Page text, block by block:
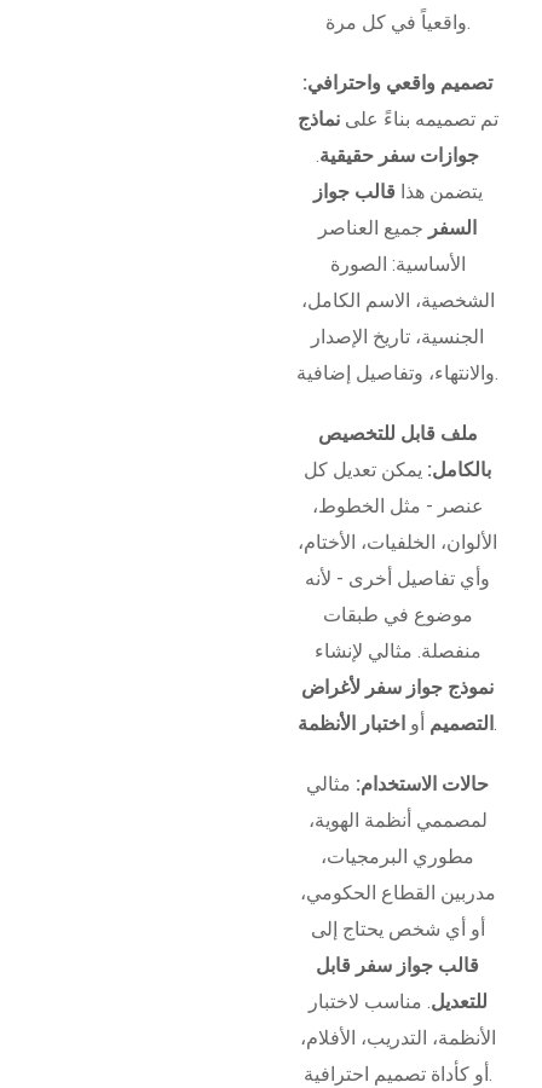
واقعياً في كل مرة.
تصميم واقعي واحترافي:
تم تصميمه بناءً علىنماذج
جوازات سفر حقيقية.
يتضمن هذا قالب جواز
السفر جميع العناصر
الأساسية: الصورة
الشخصية، الاسم الكامل،
الجنسية، تاريخ الإصدار
والانتهاء، وتفاصيل إضافية.
ملف قابل للتخصيص
بالكامل: يمكن تعديل كل
عنصر - مثل الخطوط،
الألوان، الخلفيات، الأختام،
وأي تفاصيل أخرى - لأنه
موضوع في طبقات
منفصلة. مثالي لإنشاء
نموذج جواز سفر لأغراض
التصميم أو اختبار الأنظمة .
حالات الاستخدام: مثالي
لمصممي أنظمة الهوية،
مطوري البرمجيات،
مدربين القطاع الحكومي،
أو أي شخص يحتاج إلى
قالب جواز سفر قابل
للتعديل. مناسب لاختبار
الأنظمة، التدريب، الأفلام،
أو كأداة تصميم احترافية.